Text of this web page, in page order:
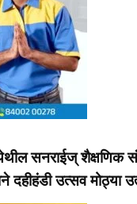
सनराईज् शैक्षणिक
दहीहंडी उत्सव